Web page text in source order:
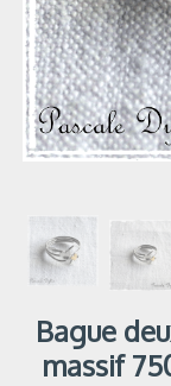
Bague
massif